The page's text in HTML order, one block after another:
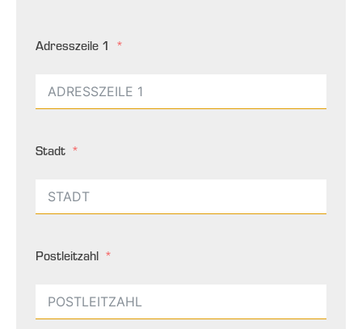
Adresszeile 1
Stadt
Postleitzahl